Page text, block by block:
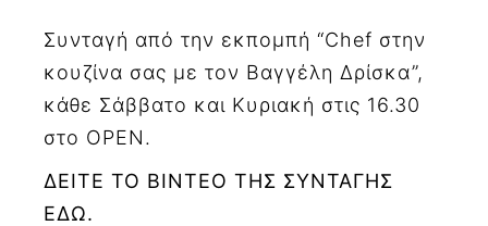
Συνταγή από την εκπομπή “Chef στην
κουζίνα σας με τον Βαγγέλη Δρίσκα”,
κάθε Σάββατο και Κυριακή στις 16.30
στο OPEN.
ΔΕΙΤΕ ΤΟ ΒΙΝΤΕΟ ΤΗΣ ΣΥΝΤΑΓΗΣ
ΕΔΩ.